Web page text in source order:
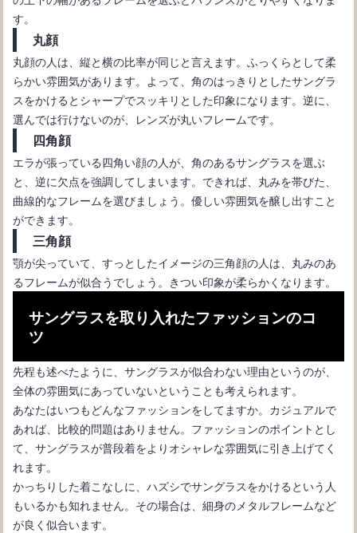
す。
丸顔
丸顔の人は、縦と横の比率が同じと言えます。ふっくらとして柔
らかい雰囲気があります。よって、角のはっきりとしたサングラ
スをかけるとシャープでスッキリとした印象になります。逆に、
選んでは行けないのが、レンズが丸いフレームです。
四角顔
エラが張っている四角い顔の人が、角のあるサングラスを選ぶ
と、逆に欠点を強調してしまいます。できれば、丸みを帯びた、
曲線的なフレームを選びましょう。優しい雰囲気を醸し出すこと
ができます。
三角顔
顎が尖っていて、すっとしたイメージの三角顔の人は、丸みのあ
るフレームが似合うでしょう。きつい印象が柔らかくなります。
サングラスを取り入れたファッションのコ
ツ
先程も述べたように、サングラスが似合わない理由というのが、
全体の雰囲気にあっていないということも考えられます。
あなたはいつもどんなファッションをしてますか。カジュアルで
あれば、比較的問題はありません。ファッションのポイントとし
て、サングラスが普段着をよりオシャレな雰囲気に引き上げてく
れます。
かっちりした着こなしに、ハズシでサングラスをかけるという人
もいるかも知れません。その場合は、細身のメタルフレームなど
が良く似合います。